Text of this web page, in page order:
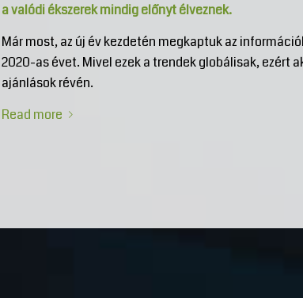
a valódi ékszerek mindig előnyt élveznek.
Már most, az új év kezdetén megkaptuk az
2020-as évet. Mivel ezek a trendek globálisak, ezért
ajánlások révén.
Read more